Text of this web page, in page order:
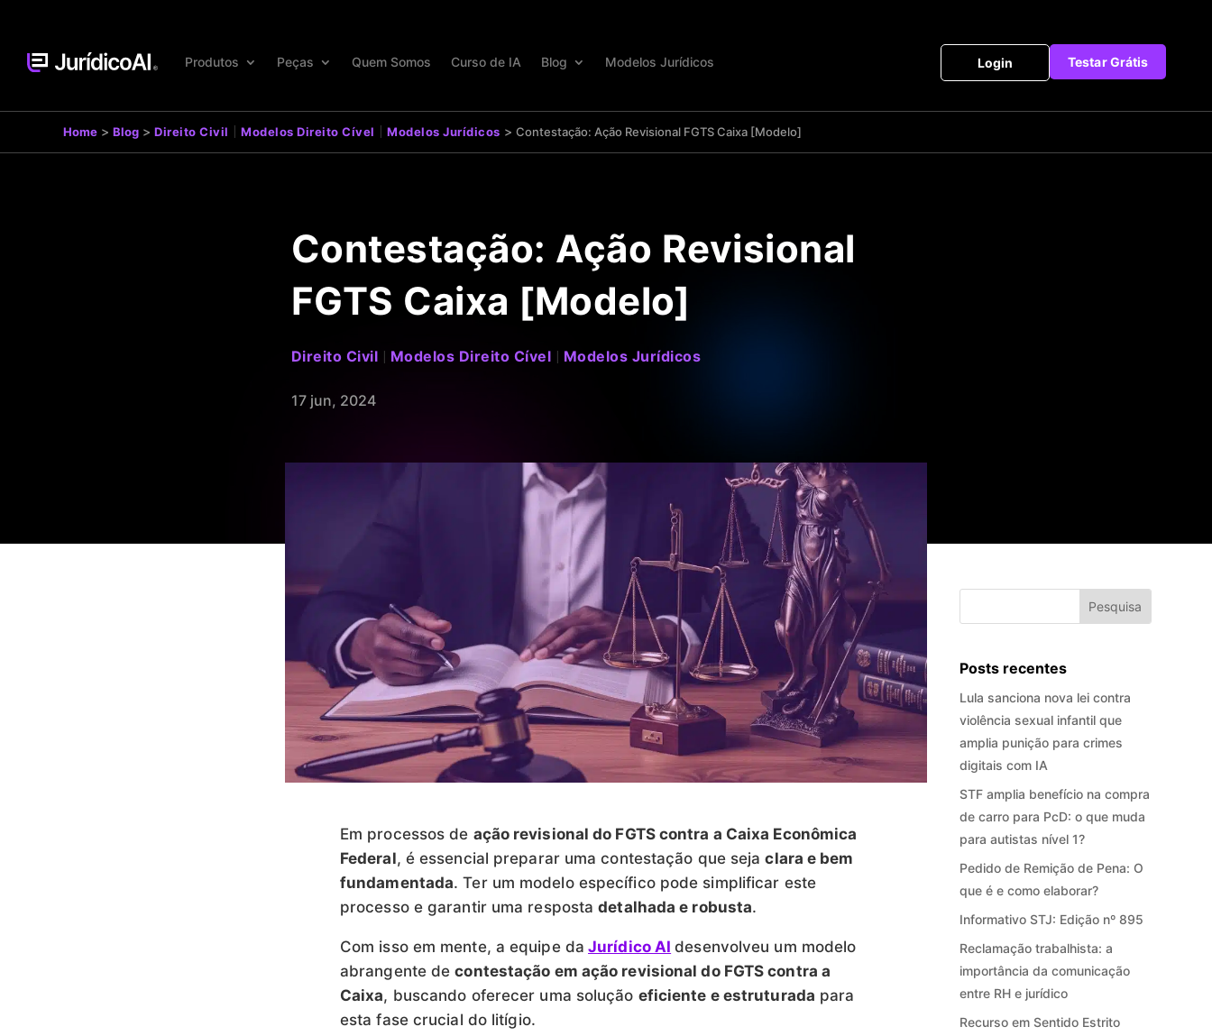
Produtos Peças Quem Somos Curso de IA Blog Modelos Jurídicos Login Testar Grátis
Home > Blog > Direito Civil | Modelos Direito Cível | Modelos Jurídicos > Contestação: Ação Revisional FGTS Caixa [Modelo]
Contestação: Ação Revisional
FGTS Caixa [Modelo]
Direito Civil | Modelos Direito Cível | Modelos Jurídicos
17 jun, 2024
Em processos de ação revisional do FGTS contra a Caixa Econômica
Federal, é essencial preparar uma contestação que sejaclara e bem
fundamentada. Ter um modelo específico pode simplificar este
processo e garantir uma respostadetalhada e robusta.
Com isso em mente, a equipe da Jurídico AI desenvolveu um modelo
abrangente decontestação em ação revisional do FGTS contra a
Caixa, buscando oferecer uma solução eficiente e estruturada para
esta fase crucial do litígio.
Posts recentes
Lula sanciona nova lei contra
violência sexual infantil que
amplia punição para crimes
digitais com IA
STF amplia benefício na compra
de carro para PcD: o que muda
para autistas nível 1?
Pedido de Remição de Pena: O
que é e como elaborar?
Informativo STJ: Edição nº 895
Reclamação trabalhista: a
importância da comunicação
entre RH e jurídico
Recurso em Sentido Estrito